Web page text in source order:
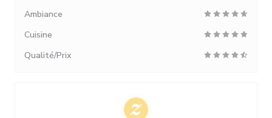
Ambiance
Cuisine
Qualité/Prix